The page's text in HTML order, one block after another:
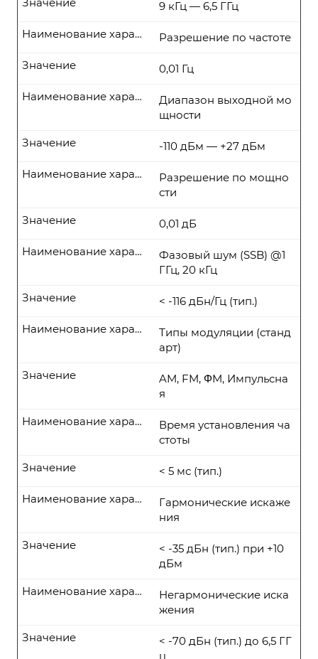
9 кГц — 6,5 ГГц
Разрешение по частоте
Наименование характеристики
0,01 Гц
Значение
Диапазон выходной мо
щности
Наименование характеристики
-110 дБм — +27 дБм
Значение
Разрешение по мощно
сти
Наименование характеристики
0,01 дБ
Значение
Фазовый шум (SSB) @1
ГГц, 20 кГц
Наименование характеристики
< -116 дБн/Гц (тип.)
Значение
Типы модуляции (станд
арт)
Наименование характеристики
AM, FM, ΦM, Импульсна
я
Значение
Время установления ча
стоты
Наименование характеристики
< 5 мс (тип.)
Значение
Гармонические искаже
ния
Наименование характеристики
< -35 дБн (тип.) при +10
дБм
Значение
Негармонические иска
жения
Наименование характеристики
< -70 дБн (тип.) до 6,5 ГГ
ц
Значение